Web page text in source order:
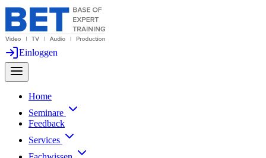
Einloggen
Home
Seminare
Feedback
Services